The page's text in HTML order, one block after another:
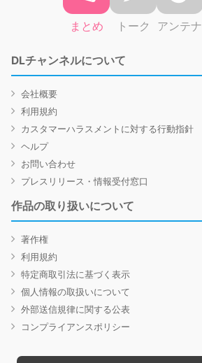
まとめ トーク アンテナ
DLチャンネルについて
会社概要
利用規約
カスタマーハラスメントに対する行動指針
ヘルプ
お問い合わせ
プレスリリース・情報受付窓口
作品の取り扱いについて
著作権
利用規約
特定商取引法に基づく表示
個人情報の取扱いについて
外部送信規律に関する公表
コンプライアンスポリシー